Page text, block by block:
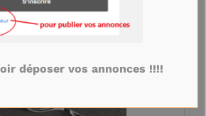
déposer vos annonces !!!!